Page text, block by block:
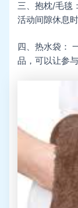
三、抱枕/毛毯
活动间隙休息
四、热水袋：
品，可以让参